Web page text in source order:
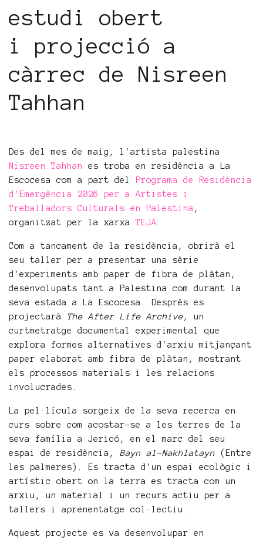
estudi obert
i projecció a
càrrec de Nisreen
Tahhan
Des del mes de maig, l'artista palestina
Nisreen Tahhan
es troba en residència a La
Escocesa com a part del
Programa de Residència
d'Emergència 2026 per a Artistes i
Treballadors Culturals en Palestina ,
organitzat per la xarxa TEJA
Com a tancament de la residència, obrirà el
seu taller per a presentar una sèrie
d'experiments amb paper de fibra de plàtan,
desenvolupats tant a Palestina com durant la
seva estada a La Escocesa. Després es
projectarà The After Life Archive, un
curtmetratge documental experimental que
explora formes alternatives d'arxiu mitjançant
paper elaborat amb fibra de plàtan, mostrant
els processos materials i les relacions
involucrades.
La pel·lícula sorgeix de la seva recerca en
curs sobre com acostar-se a les terres de la
seva família a Jericó, en el marc del seu
espai de residència, Bayn al-Nakhlatayn (Entre
les palmeres). Es tracta d'un espai ecològic i
artístic obert on la terra es tracta com un
arxiu, un material i un recurs actiu per a
tallers i aprenentatge col·lectiu.
Aquest projecte es va desenvolupar en